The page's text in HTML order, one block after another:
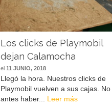
Los clicks de Playmobil
dejan Calamocha
el11 JUNIO, 2018
Llegó la hora. Nuestros clicks de
Playmobil vuelven a sus cajas.
antes haber... Leer más